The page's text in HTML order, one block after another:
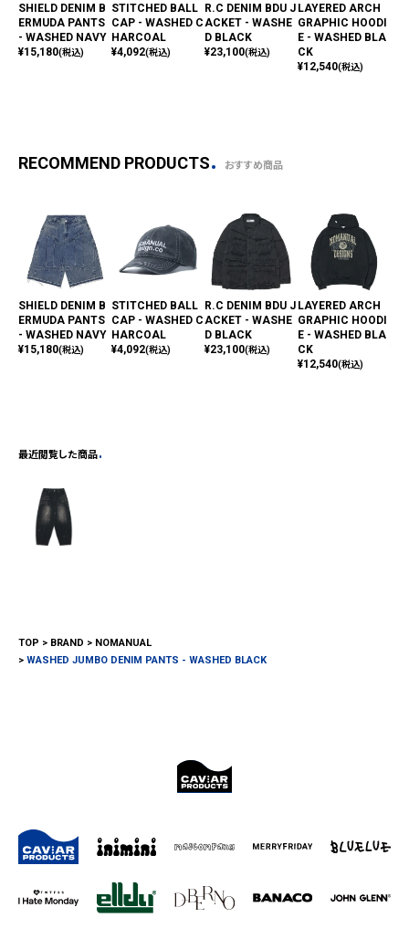
SHIELD DENIM B
ERMUDA PANTS
- WASHED NAVY
¥15,180(税込)
STITCHED BALL
CAP - WASHED C
HARCOAL
¥4,092(税込)
R.C DENIM BDU J
ACKET - WASHE
D BLACK
¥23,100(税込)
LAYERED ARCH
GRAPHIC HOODI
E - WASHED BLA
CK
¥12,540(税込)
RECOMMEND PRODUCTS おすすめ商品
SHIELD DENIM B
ERMUDA PANTS
- WASHED NAVY
¥15,180(税込)
STITCHED BALL
CAP - WASHED C
HARCOAL
¥4,092(税込)
R.C DENIM BDU J
ACKET - WASHE
D BLACK
¥23,100(税込)
LAYERED ARCH
GRAPHIC HOODI
E - WASHED BLA
CK
¥12,540(税込)
最近閲覧した商品
TOP BRAND
NOMANUAL
WASHED JUMBO DENIM PANTS - WASHED BLACK